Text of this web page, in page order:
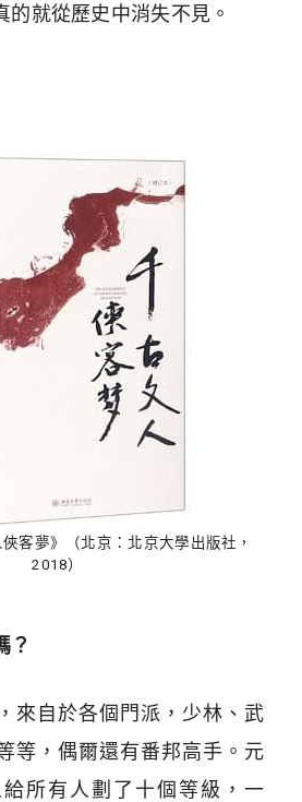
的就從歷史中消失不見。
客夢》（北京：北京大學出版社，
2018）
？
來自於各個門派，少林、武
等，偶爾還有番邦高手。元
所有人劃了十個等級，一